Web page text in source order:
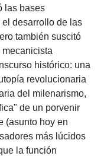
las bases
desarrollo de las
también suscitó
histórico: una
revolucionaria
del milenarismo,
de un porvenir
(asunto hoy en
más lúcidos
la función